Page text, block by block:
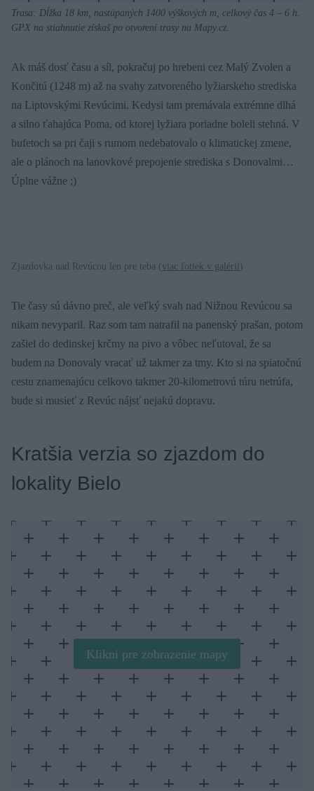
Trasa: Dĺžka 18 km, nastúpaných 1400 výškových m, celkový čas 4 – 6 h.
GPX na stiahnutie získaš po otvorení trasy na Mapy.cz.
Ak máš dosť času a síl, pokračuj po hrebeni cez Malý Zvolen a
Končitú (1248 m) až na svahy zatvoreného lyžiarskeho strediska
na Liptovskými Revúcimi. Kedysi tam premávala extrémne dlhá
a silno ťahajúca Poma, od ktorej lyžiara poriadne boleli stehná. V
bufetoch sa pri čaji s rumom nedebatovalo o klimatickej zmene,
ale o plánoch na lanovkové prepojenie strediska s Donovalmi…
Úplne vážne ;)
Zjazdovka nad Revúcou len pre teba (viac fotiek v galérii )
Tie časy sú dávno preč, ale veľký svah nad Nižnou Revúcou sa
nikam nevyparil. Raz som tam natrafil na panenský prašan, potom
zašiel do dedinskej krčmy na pivo a vôbec neľutoval, že sa
budem na Donovaly vracať už takmer za tmy. Kto si na spiatočnú
cestu znamenajúcu celkovo takmer 20-kilometrovú túru netrúfa,
bude si musieť z Revúc nájsť nejakú dopravu.
Kratšia verzia so zjazdom do
lokality Bielo
Klikni pre zobrazenie mapy